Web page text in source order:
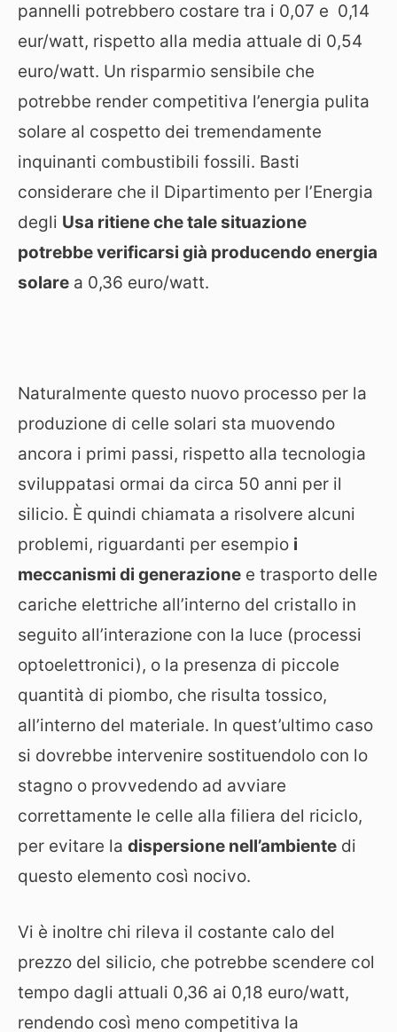
pannelli potrebbero costare tra i 0,07 e 0,14
eur/watt, rispetto alla media attuale di 0,54
euro/watt. Un risparmio sensibile che
potrebbe render competitiva l’energia pulita
solare al cospetto dei tremendamente
inquinanti combustibili fossili. Basti
considerare che il Dipartimento per l’Energia
degli Usa ritiene che tale situazione
potrebbe verificarsi già producendo energia
solare a 0,36 euro/watt.
Naturalmente questo nuovo processo per la
produzione di celle solari sta muovendo
ancora i primi passi, rispetto alla tecnologia
sviluppatasi ormai da circa 50 anni per il
silicio. È quindi chiamata a risolvere alcuni
problemi, riguardanti per esempio i
meccanismi di generazione e trasporto delle
cariche elettriche all’interno del cristallo in
seguito all’interazione con la luce (processi
optoelettronici), o la presenza di piccole
quantità di piombo, che risulta tossico,
all’interno del materiale. In quest’ultimo caso
si dovrebbe intervenire sostituendolo con lo
stagno o provvedendo ad avviare
correttamente le celle alla filiera del riciclo,
per evitare la dispersione nell’ambiente di
questo elemento così nocivo.
Vi è inoltre chi rileva il costante calo del
prezzo del silicio, che potrebbe scendere col
tempo dagli attuali 0,36 ai 0,18 euro/watt,
rendendo così meno competitiva la